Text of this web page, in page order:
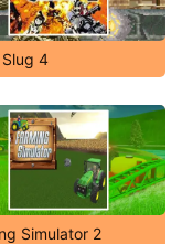
4
Simulator 2